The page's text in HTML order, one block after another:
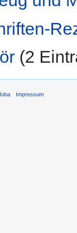
(2
Impressum